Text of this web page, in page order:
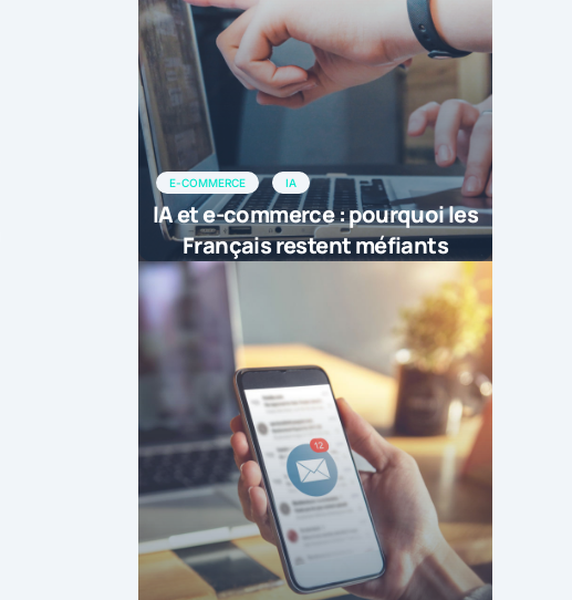
E-COMMERCE IA
IA et e-commerce : pourquoi les
Français restent méfiants